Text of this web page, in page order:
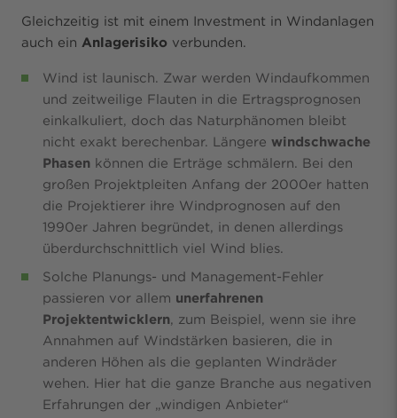
Gleichzeitig ist mit einem Investment in Windanlagen
auch ein Anlagerisiko verbunden.
Wind ist launisch. Zwar werden Windaufkommen
und zeitweilige Flauten in die Ertragsprognosen
einkalkuliert, doch das Naturphänomen bleibt
nicht exakt berechenbar. Längere windschwache
Phasen können die Erträge schmälern. Bei den
großen Projektpleiten Anfang der 2000er hatten
die Projektierer ihre Windprognosen auf den
1990er Jahren begründet, in denen allerdings
überdurchschnittlich viel Wind blies.
Solche Planungs- und Management-Fehler
passieren vor allem unerfahrenen
Projektentwicklern, zum Beispiel, wenn sie ihre
Annahmen auf Windstärken basieren, die in
anderen Höhen als die geplanten Windräder
wehen. Hier hat die ganze Branche aus negativen
Erfahrungen der „windigen Anbieter“